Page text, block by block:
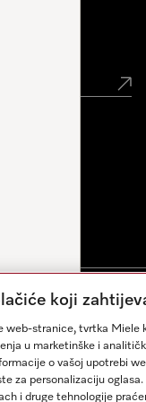
Uvjeti
koji
web-stranice, tvrtka
u marketinške i
o vašoj upotrebi
za personalizaciju
i druge tehnologije